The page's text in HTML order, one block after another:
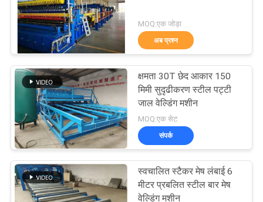
गुणवत्ता
नियंत्रण
संपर्क
करें
एक
उद्धरण
का
अनुरोध
बाड़ जाल वेल्डिंग मशीन
मेष पैनल वेल्डिंग मशीन
MOQ:एक जोड़ा
अब प्रश्न
क्षमता 30T छेद आकार 150
मिमी सुदृढीकरण स्टील पट्टी
जाल वेल्डिंग मशीन
MOQ:एक सेट
संपर्क
स्वचालित स्टैकर मेष लंबाई 6
मीटर प्रबलित स्टील बार मेष
वेल्डिंग मशीन